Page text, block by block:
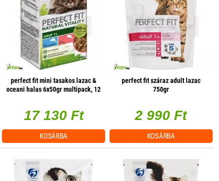
perfect fit mini tasakos lazac &
oceani halas 6x50gr multipack, 12
17 130 Ft
KOSÁRBA
perfect fit száraz adult lazac
750gr
2 990 Ft
KOSÁRBA